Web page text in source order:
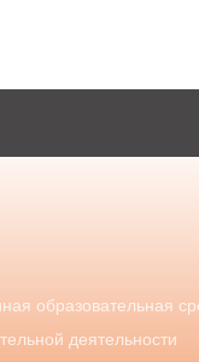
образовательная
деятельности